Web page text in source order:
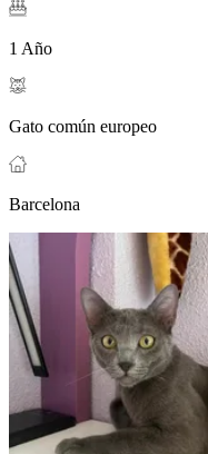
1 Año
Gato común europeo
Barcelona